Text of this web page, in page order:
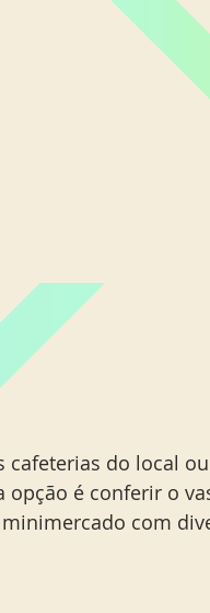
cafeterias do local
opção é conferir o
com